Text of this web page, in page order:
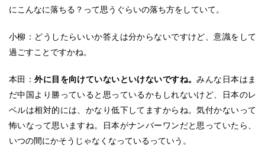
にこんなに落ちる？って思うぐらいの落ち方をしていて。
小柳：どうしたらいいか答えは分からないですけど、意識をして
過ごすことですかね。
本田：外に目を向けていないといけないですね。みんな日本はま
だ中国より勝っていると思っているかもしれないけど、日本のレ
ベルは相対的には、かなり低下してますからね。気付かないって
怖いなって思いますね。日本がナンバーワンだと思っていたら、
いつの間にかそうじゃなくなっているっていう。